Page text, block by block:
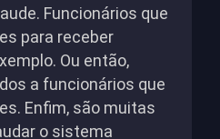
Funcionários que
para receber
Ou então,
a funcionários que
Enfim, são muitas
o sistema